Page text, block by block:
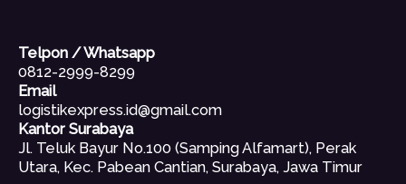
Telpon / Whatsapp
0812-2999-8299
Email
logistikexpress.id@gmail.com
Kantor Surabaya
Jl. Teluk Bayur No.100 (Samping Alfamart), Perak
Utara, Kec. Pabean Cantian, Surabaya, Jawa Timur